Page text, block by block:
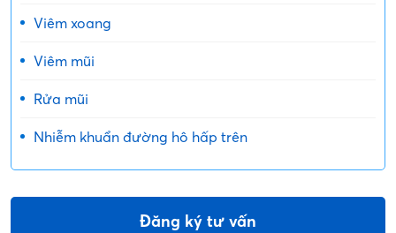
Viêm xoang
Viêm mũi
Rửa mũi
Nhiễm khuẩn đường hô hấp trên
Đăng ký tư vấn